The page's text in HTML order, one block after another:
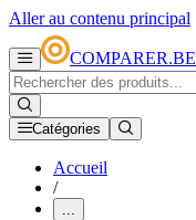
Aller au contenu principal
COMPARER.BE
Catégories
Accueil
/
...